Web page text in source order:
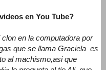
en You Tube?
en la computadora por
que se llama Graciela es
al machismo,asi que